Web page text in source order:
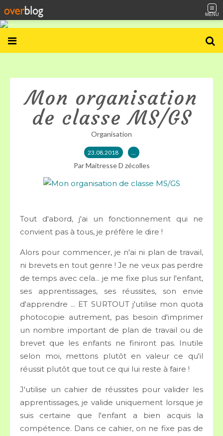
MENU
Mon organisation
de classe MS/GS
Organisation
23.08.2018 …
Par Maitresse D zécolles
Tout d'abord, j'ai un fonctionnement qui ne
convient pas à tous, je préfère le dire !
Alors pour commencer, je n'ai ni plan de travail,
ni brevets en tout genre ! Je ne veux pas perdre
de temps avec cela... je me fixe plus sur l'enfant,
ses apprentissages, ses réussites, son envie
d'apprendre ... ET SURTOUT j'utilise mon quota
photocopie autrement, pas besoin d'imprimer
un nombre important de plan de travail ou de
brevet que les enfants ne finiront pas. Inutile
selon moi, mettons plutôt en valeur ce qu'il
réussit plutôt que tout ce qui lui reste à faire !
J'utilise un cahier de réussites pour valider les
apprentissages, je valide uniquement lorsque je
suis certaine que l'enfant a bien acquis la
compétence. Dans ce cahier, on ne fixe pas de